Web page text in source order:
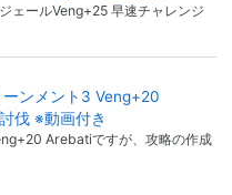
ェールVeng+25 早速チャレンジ
ンメント3 Veng+20
伐 ※動画付き
Arebatiですが、攻略の作成